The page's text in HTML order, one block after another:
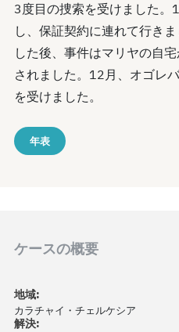
3度目の捜索を受けました。
し、保証契約に連れて行き
した後、事件はマリヤの自
されました。12月、オゴレ
を受けました。
年表
ケースの概要
地域:
カラチャイ・チェルケシア
解決: